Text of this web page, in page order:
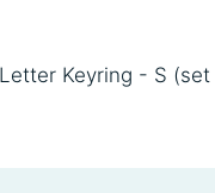
Keyring - S (set